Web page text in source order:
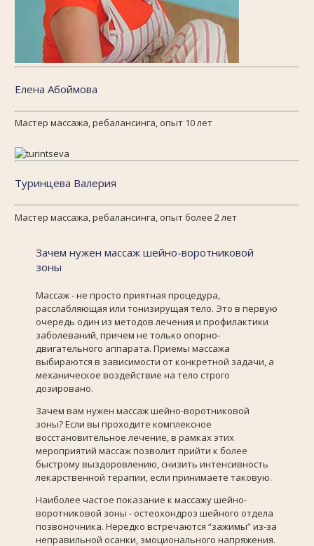
Елена Абоймова
Мастер массажа, ребалансинга, опыт 10 лет
Туринцева Валерия
Мастер массажа, ребалансинга, опыт более 2 лет
Зачем нужен массаж шейно-воротниковой
зоны
Массаж - не просто приятная процедура,
расслабляющая или тонизирущая тело. Это в первую
очередь один из методов лечения и профилактики
заболеваний, причем не только опорно-
двигательного аппарата. Приемы массажа
выбираются в зависимости от конкретной задачи, а
механическое воздействие на тело строго
дозировано.
Зачем вам нужен массаж шейно-воротниковой
зоны? Если вы проходите комплексное
восстановительное лечение, в рамках этих
мероприятий массаж позволит прийти к более
быстрому выздоровлению, снизить интенсивность
лекарственной терапии, если принимаете таковую.
Наиболее частое показание к массажу шейно-
воротниковой зоны - остеохондроз шейного отдела
позвоночника. Нередко встречаются “зажимы” из-за
неправильной осанки, эмоционального напряжения.